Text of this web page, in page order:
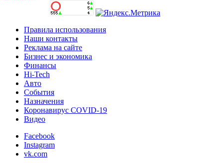
Правила использования
Наши контакты
Реклама на сайте
Бизнес и экономика
Финансы
Hi-Tech
Авто
События
Назначения
Коронавирус COVID-19
Видео
Facebook
Instagram
vk.com